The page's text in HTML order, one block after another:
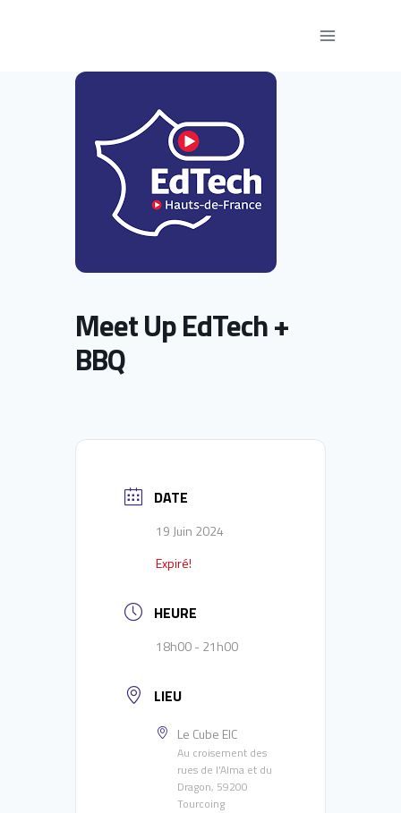
Meet Up EdTech +
BBQ
DATE
19 Juin 2024
Expiré!
HEURE
18h00 - 21h00
LIEU
Le Cube EIC
Au croisement des
rues de l'Alma et du
Dragon, 59200
Tourcoing